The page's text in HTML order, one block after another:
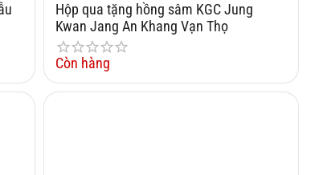
Hộp qua tặng hồng sâm KGC Jung
Kwan Jang An Khang Vạn Thọ
Còn hàng